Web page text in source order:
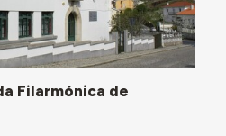
Filarmónica de